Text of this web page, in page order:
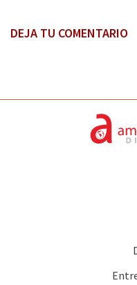
DEJA TU COMENTARIO